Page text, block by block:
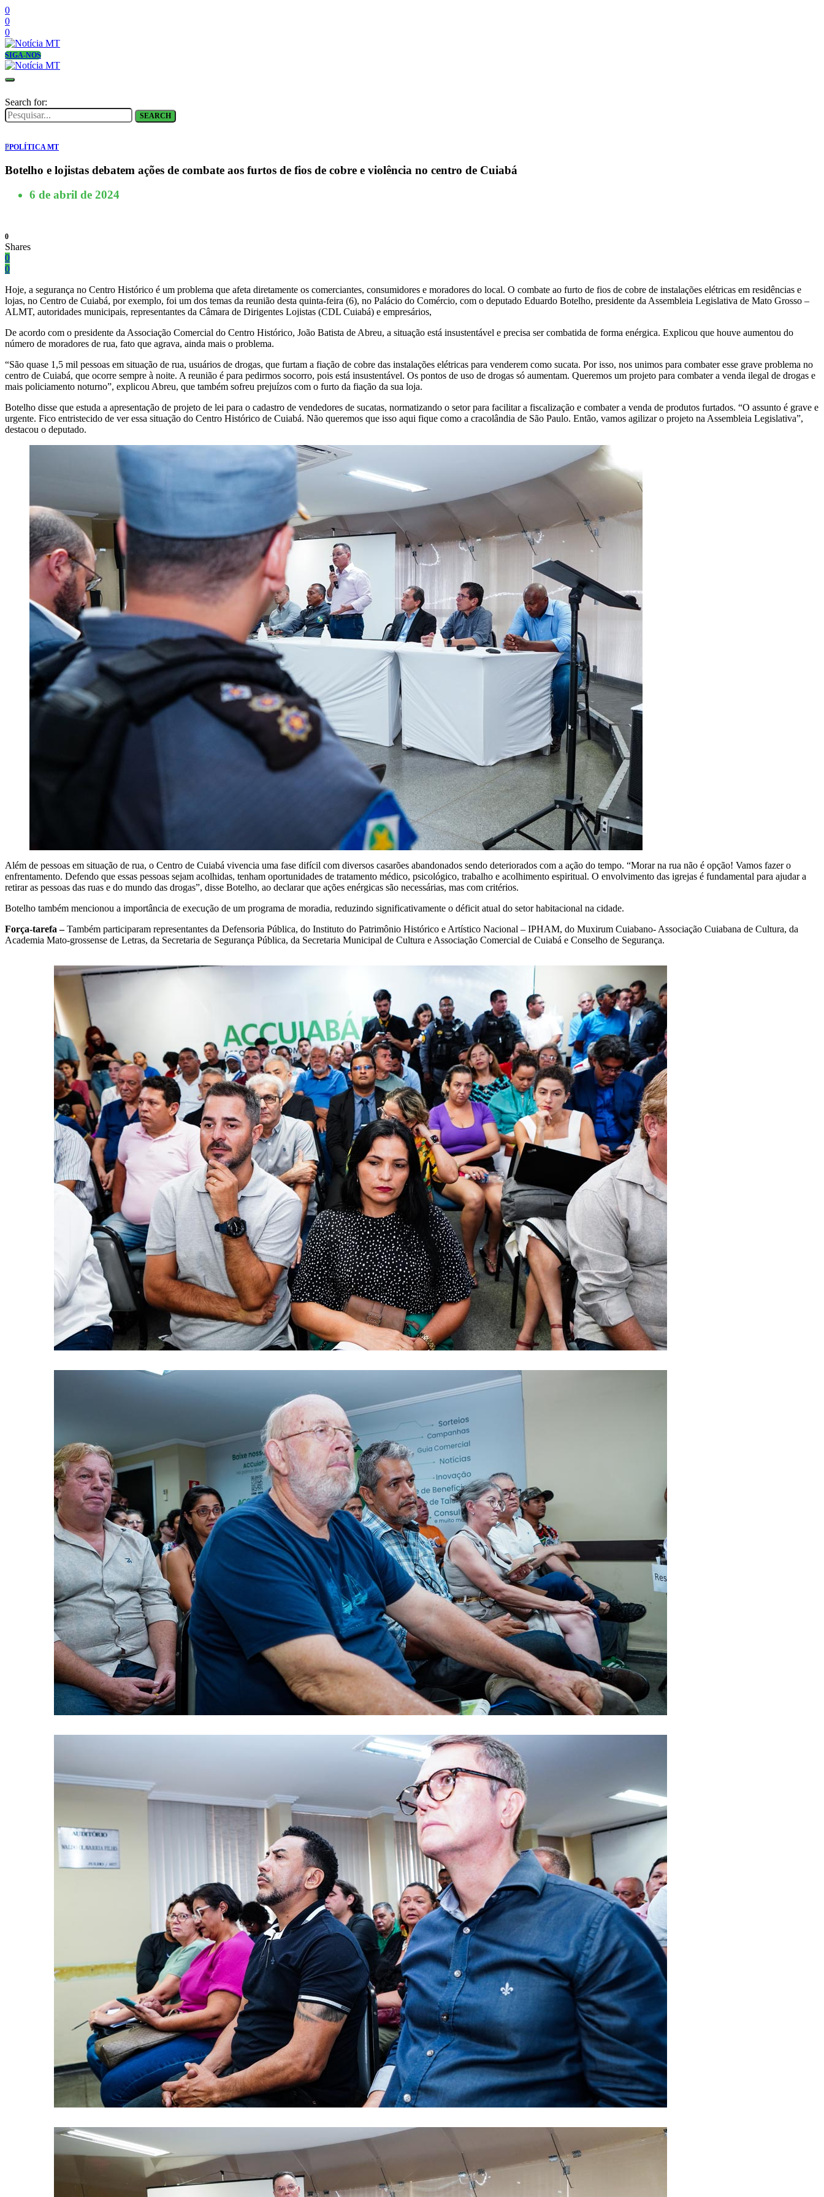
0
0
0
SIGA-NOS
Search for:
SEARCH
PPOLÍTICA MT
Botelho e lojistas debatem ações de combate aos furtos de fios de cobre e violência no centro de Cuiabá
6 de abril de 2024
0
Shares
0
0
Hoje, a segurança no Centro Histórico é um problema que afeta diretamente os comerciantes, consumidores e moradores do local. O combate ao furto de fios de cobre de instalações elétricas em residências e
lojas, no Centro de Cuiabá, por exemplo, foi um dos temas da reunião desta quinta-feira (6), no Palácio do Comércio, com o deputado Eduardo Botelho, presidente da Assembleia Legislativa de Mato Grosso –
ALMT, autoridades municipais, representantes da Câmara de Dirigentes Lojistas (CDL Cuiabá) e empresários,
De acordo com o presidente da Associação Comercial do Centro Histórico, João Batista de Abreu, a situação está insustentável e precisa ser combatida de forma enérgica. Explicou que houve aumentou do
número de moradores de rua, fato que agrava, ainda mais o problema.
“São quase 1,5 mil pessoas em situação de rua, usuários de drogas, que furtam a fiação de cobre das instalações elétricas para venderem como sucata. Por isso, nos unimos para combater esse grave problema no
centro de Cuiabá, que ocorre sempre à noite. A reunião é para pedirmos socorro, pois está insustentável. Os pontos de uso de drogas só aumentam. Queremos um projeto para combater a venda ilegal de drogas e
mais policiamento noturno”, explicou Abreu, que também sofreu prejuízos com o furto da fiação da sua loja.
Botelho disse que estuda a apresentação de projeto de lei para o cadastro de vendedores de sucatas, normatizando o setor para facilitar a fiscalização e combater a venda de produtos furtados. “O assunto é grave e
urgente. Fico entristecido de ver essa situação do Centro Histórico de Cuiabá. Não queremos que isso aqui fique como a cracolândia de São Paulo. Então, vamos agilizar o projeto na Assembleia Legislativa”,
destacou o deputado.
Além de pessoas em situação de rua, o Centro de Cuiabá vivencia uma fase difícil com diversos casarões abandonados sendo deteriorados com a ação do tempo. “Morar na rua não é opção! Vamos fazer o
enfrentamento. Defendo que essas pessoas sejam acolhidas, tenham oportunidades de tratamento médico, psicológico, trabalho e acolhimento espiritual. O envolvimento das igrejas é fundamental para ajudar a
retirar as pessoas das ruas e do mundo das drogas”, disse Botelho, ao declarar que ações enérgicas são necessárias, mas com critérios.
Botelho também mencionou a importância de execução de um programa de moradia, reduzindo significativamente o déficit atual do setor habitacional na cidade.
Força-tarefa –Também participaram representantes da Defensoria Pública, do Instituto do Patrimônio Histórico e Artístico Nacional – IPHAM, do Muxirum Cuiabano- Associação Cuiabana de Cultura, da
Academia Mato-grossense de Letras, da Secretaria de Segurança Pública, da Secretaria Municipal de Cultura e Associação Comercial de Cuiabá e Conselho de Segurança.